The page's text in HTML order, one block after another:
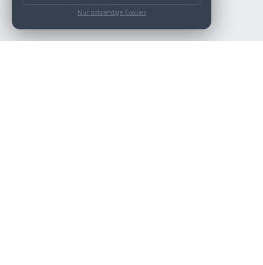
Nur notwendige Cookies